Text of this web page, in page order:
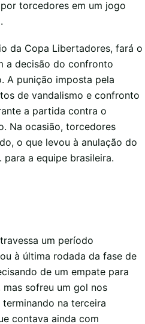
torcedores em um jogo
da Copa Libertadores, fará o
a decisão do confronto
A punição imposta pela
de vandalismo e confronto
a partida contra o
Na ocasião, torcedores
o que levou à anulação do
para a equipe brasileira.
um período
à última rodada da fase de
de um empate para
sofreu um gol nos
na terceira
contava ainda com